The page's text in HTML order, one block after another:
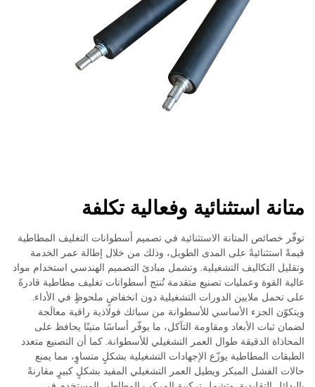
متانة استثنائية وفعالية تكلفة
توفّر خصائص المتانة الاستثنائية في تصميم أسطوانات التغليف المطاطية
قيمةً استثنائيةً على المدى الطويل، وذلك من خلال إطالة عمر الخدمة
وتقليل التكاليف التشغيلية. وتشمل مبادئ التصميم الهندسي استخدام مواد
عالية القوة وعمليات تصنيع متقدمة تُنتج أسطوانات تغليف مطاطية قادرةً
على تحمل ملايين الدورات التشغيلية دون انخفاضٍ ملحوظٍ في الأداء.
ويتكوّن الجزء الأساسي للأسطوانة من سبائك فولاذية راقية معالَجة
لضمان ثبات الأبعاد ومقاومة التآكل، ما يوفّر أساسًا متينًا يحافظ على
المحاذاة الدقيقة طوال العمر التشغيلي للأسطوانة. كما أن التصنيع متعدد
الطبقات المطاطية يوزّع الإجهادات التشغيلية بشكلٍ متساوٍ، مما يمنع
حالات الفشل المبكر ويطيل العمر التشغيلي المفيد بشكلٍ كبيرٍ مقارنةً